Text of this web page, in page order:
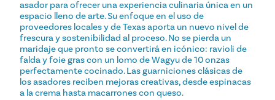
asador para ofrecer una experiencia culinaria única en un
espacio lleno de arte. Su enfoque en el uso de
proveedores locales y de Texas aporta un nuevo nivel de
frescura y sostenibilidad al proceso. No se pierda un
maridaje que pronto se convertirá en icónico: ravioli de
falda y foie gras con un lomo de Wagyu de 10 onzas
perfectamente cocinado. Las guarniciones clásicas de
los asadores reciben mejoras creativas, desde espinacas
a la crema hasta macarrones con queso.